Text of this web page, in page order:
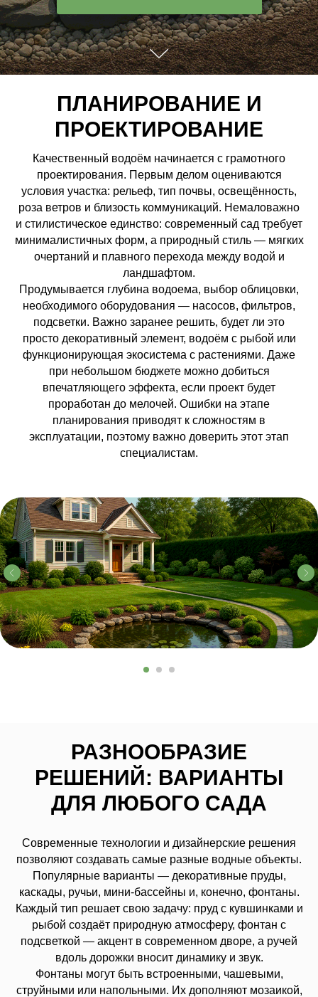
ПЛАНИРОВАНИЕ И
ПРОЕКТИРОВАНИЕ
Качественный водоём начинается с грамотного
проектирования. Первым делом оцениваются
условия участка: рельеф, тип почвы, освещённость,
роза ветров и близость коммуникаций. Немаловажно
и стилистическое единство: современный сад требует
минималистичных форм, а природный стиль — мягких
очертаний и плавного перехода между водой и
ландшафтом.
Продумывается глубина водоема, выбор облицовки,
необходимого оборудования — насосов, фильтров,
подсветки. Важно заранее решить, будет ли это
просто декоративный элемент, водоём с рыбой или
функционирующая экосистема с растениями. Даже
при небольшом бюджете можно добиться
впечатляющего эффекта, если проект будет
проработан до мелочей. Ошибки на этапе
планирования приводят к сложностям в
эксплуатации, поэтому важно доверить этот этап
специалистам.
РАЗНООБРАЗИЕ
РЕШЕНИЙ: ВАРИАНТЫ
ДЛЯ ЛЮБОГО САДА
Современные технологии и дизайнерские решения
позволяют создавать самые разные водные объекты.
Популярные варианты — декоративные пруды,
каскады, ручьи, мини-бассейны и, конечно, фонтаны.
Каждый тип решает свою задачу: пруд с кувшинками и
рыбой создаёт природную атмосферу, фонтан с
подсветкой — акцент в современном дворе, а ручей
вдоль дорожки вносит динамику и звук.
Фонтаны могут быть встроенными, чашевыми,
струйными или напольными. Их дополняют мозаикой,